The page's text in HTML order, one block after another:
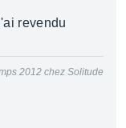
revendu
2012 chez Solitude